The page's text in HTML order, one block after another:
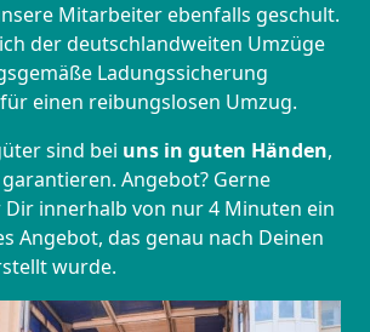
Mitarbeiter ebenfalls geschult.
der deutschlandweiten Umzüge
Ladungssicherung
einen reibungslosen Umzug.
sind bei uns in guten Händen,
Angebot? Gerne
innerhalb von nur 4 Minuten ein
Angebot, das genau nach Deinen
wurde.